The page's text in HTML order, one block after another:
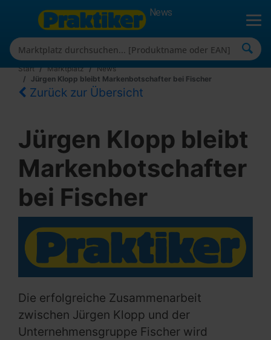
News
Start Marktplatz
News
Jürgen Klopp bleibt Markenbotschafter bei Fischer
Zurück zur Übersicht
Jürgen Klopp bleibt
Markenbotschafter
bei Fischer
Die erfolgreiche Zusammenarbeit
zwischen Jürgen Klopp und der
Unternehmensgruppe Fischer wird